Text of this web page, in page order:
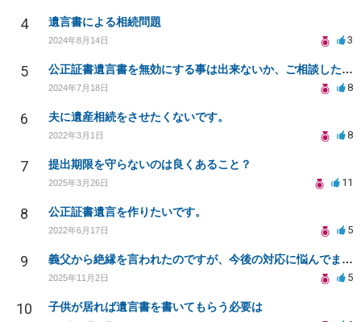
4 遺言書による相続問題
2024年8月14日 3
5 公正証書遺言書を無効にする事は出来ないか、ご相談したいです。
2024年7月18日 8
6 夫に遺産相続をさせたくないです。
2022年3月1日 8
7 提出期限を守らないのは良くあること？
2025年3月26日 11
8 公正証書遺言を作りたいです。
2022年6月17日 5
9 義父から絶縁を言われたのですが、今後の対応に悩んでます。
2025年11月2日 5
10 子供が居れば遺言書を書いてもらう必要は